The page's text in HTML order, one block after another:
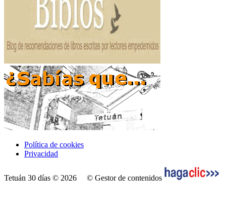
Política de cookies
Privacidad
Tetuán 30 días © 2026 © Gestor de contenidos